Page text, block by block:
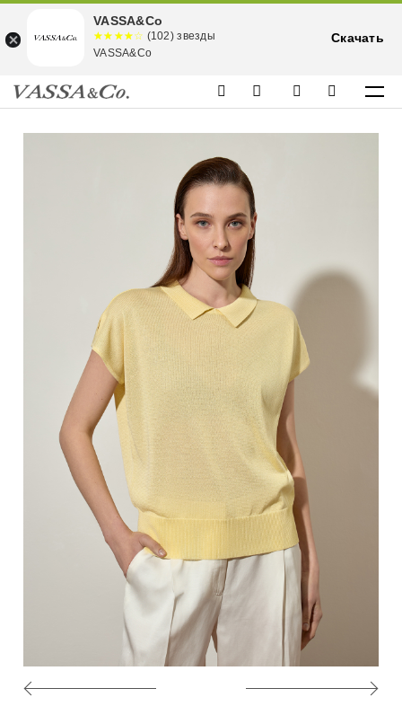
VASSA&Co
☆☆☆☆☆
★★★★
★
(102) звезды
VASSA&Co
Скачать